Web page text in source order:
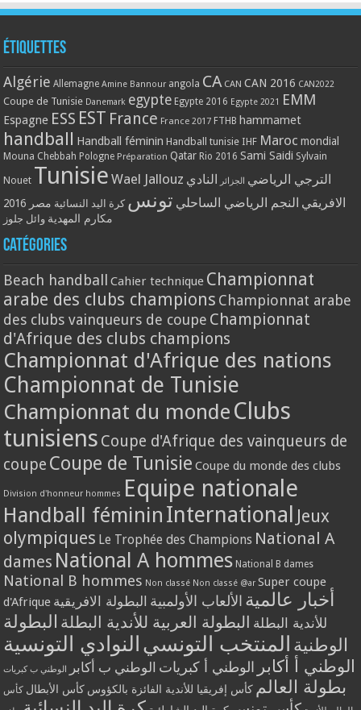
Étiquettes
Algérie Allemagne Amine Bannour angola CA CAN CAN 2016 CAN2022
Coupe de Tunisie Danemark egypte Egypte 2016 Egypte 2021 EMM
Espagne ESS EST France France 2017 FTHB hammamet
handball Handball féminin Handball tunisie IHF Maroc mondial
Mouna Chebbah Pologne Préparation Qatar Rio 2016 Sami Saidi Sylvain
Nouet Tunisie Wael Jallouz الترجي الرياضي الجزائر النادي
الافريقي النجم الرياضي الساحلي تونس كرة اليد النسائية مصر 2016
مكارم المهدية وائل جلوز
Catégories
Beach handball Cahier technique Championnat
arabe des clubs champions Championnat arabe
des clubs vainqueurs de coupe Championnat
d'Afrique des clubs champions
Championnat d'Afrique des nations
Championnat de Tunisie
Championnat du monde Clubs
tunisiens Coupe d'Afrique des vainqueurs de
coupe Coupe de Tunisie Coupe du monde des clubs
Division d'honneur hommes Equipe nationale
Handball féminin International Jeux
olympiques Le Trophée des Champions National A
dames National A hommes National B dames
National B hommes Non classé Non classé @ar Super coupe
d'Afrique
أخبار عالمية الألعاب الأولمبية البطولة الافريقية
للأندية البطلة البطولة العربية للأندية البطلة البطولة
الوطنية المنتخب التونسي النوادي التونسية
الوطني أ أكابر الوطني أ كبريات الوطني ب أكابر الوطني ب كبريات
بطولة العالم كأس إفريقيا للأندية الفائزة بالكؤوس كأس الأبطال كأس